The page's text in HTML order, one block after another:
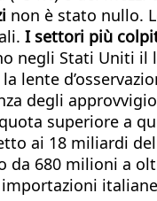
non è stato nullo.
I settori più
negli Stati Uniti
lente
degli
superiore a
ai 18 miliardi
da 680 milioni a
importazioni